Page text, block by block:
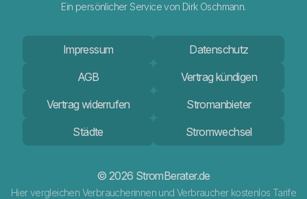
Ein persönlicher Service von Dirk Oschmann.
Impressum
Datenschutz
AGB
Vertrag kündigen
Vertrag widerrufen
Stromanbieter
Städte
Stromwechsel
© 2026 StromBerater.de
Hier vergleichen Verbraucherinnen und Verbraucher kostenlos Tarife